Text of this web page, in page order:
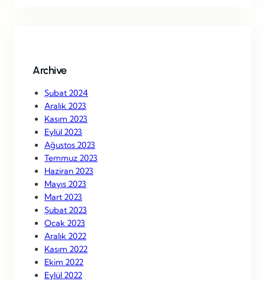
Archive
Şubat 2024
Aralık 2023
Kasım 2023
Eylül 2023
Ağustos 2023
Temmuz 2023
Haziran 2023
Mayıs 2023
Mart 2023
Şubat 2023
Ocak 2023
Aralık 2022
Kasım 2022
Ekim 2022
Eylül 2022